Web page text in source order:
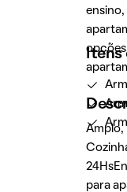
ensino,
opções
Amplo,
para
Itens